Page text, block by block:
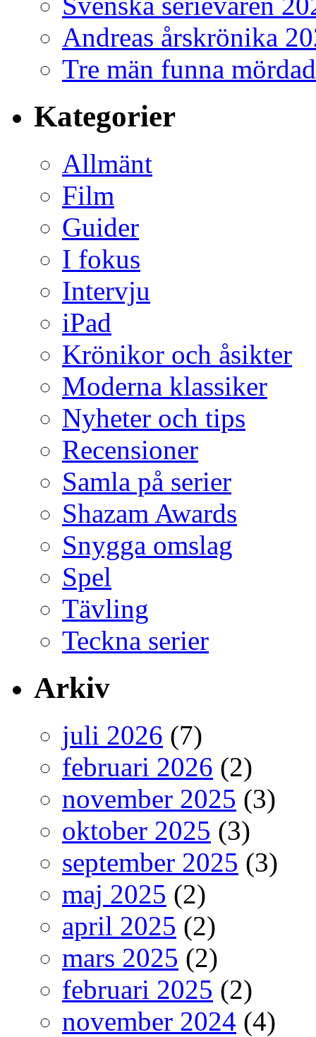
Andreas årskrönika
Tre män funna
Kategorier
Allmänt
Film
Guider
I fokus
Intervju
iPad
Krönikor och åsikter
Moderna klassiker
Nyheter och tips
Recensioner
Samla på serier
Shazam Awards
Snygga omslag
Spel
Tävling
Teckna serier
Arkiv
juli 2026 (7)
februari 2026 (2)
november 2025 (3)
oktober 2025 (3)
september 2025 (3)
maj 2025 (2)
april 2025 (2)
mars 2025 (2)
februari 2025 (2)
november 2024 (4)